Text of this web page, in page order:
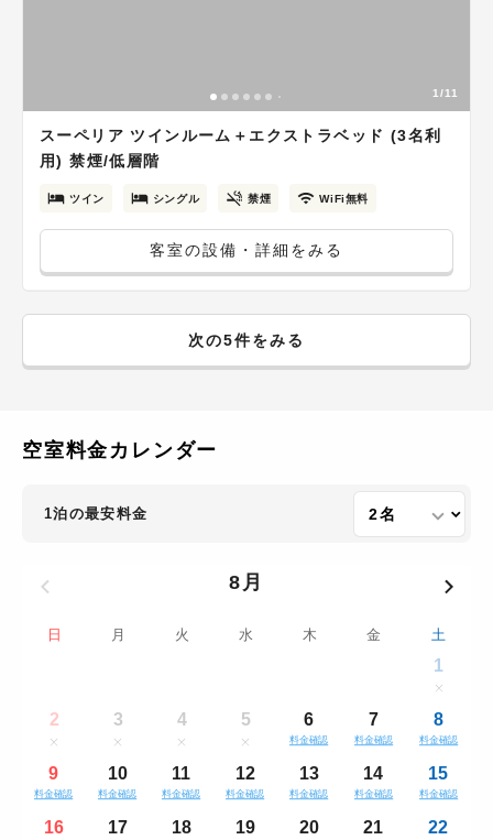
1/11
スーペリア ツインルーム＋エクストラベッド (3名利
用) 禁煙/低層階
ツイン シングル 禁煙 WiFi無料
客室の設備・詳細をみる
次の5件をみる
空室料金カレンダー
1泊の最安料金
8月
日 月 火 水 木 金 土
1
2 3 4 5 6
料金確認
7
料金確認
8
料金確認
9
料金確認
10
料金確認
11
料金確認
12
料金確認
13
料金確認
14
料金確認
15
料金確認
16 17 18 19 20 21 22